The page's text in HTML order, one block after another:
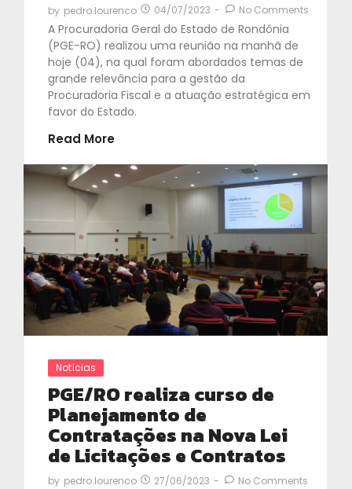
by pedro.lourenco 04/07/2023 - No Comments
A Procuradoria Geral do Estado de Rondônia
(PGE-RO) realizou uma reunião na manhã de
hoje (04), na qual foram abordados temas de
grande relevância para a gestão da
Procuradoria Fiscal e a atuação estratégica em
favor do Estado.
Read More
Notícias
PGE/RO realiza curso de
Planejamento de
Contratações na Nova Lei
de Licitações e Contratos
by pedro.lourenco 27/06/2023 - No Comments